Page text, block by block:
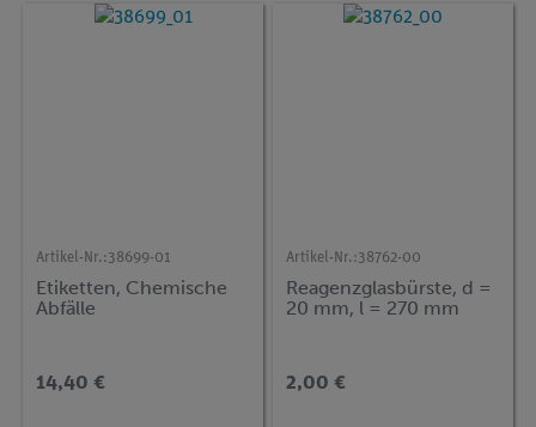
Artikel-Nr.:38699-01
Etiketten, Chemische
Abfälle
14,40 €
Artikel-Nr.:38762-00
Reagenzglasbürste, d =
20 mm, l = 270 mm
2,00 €